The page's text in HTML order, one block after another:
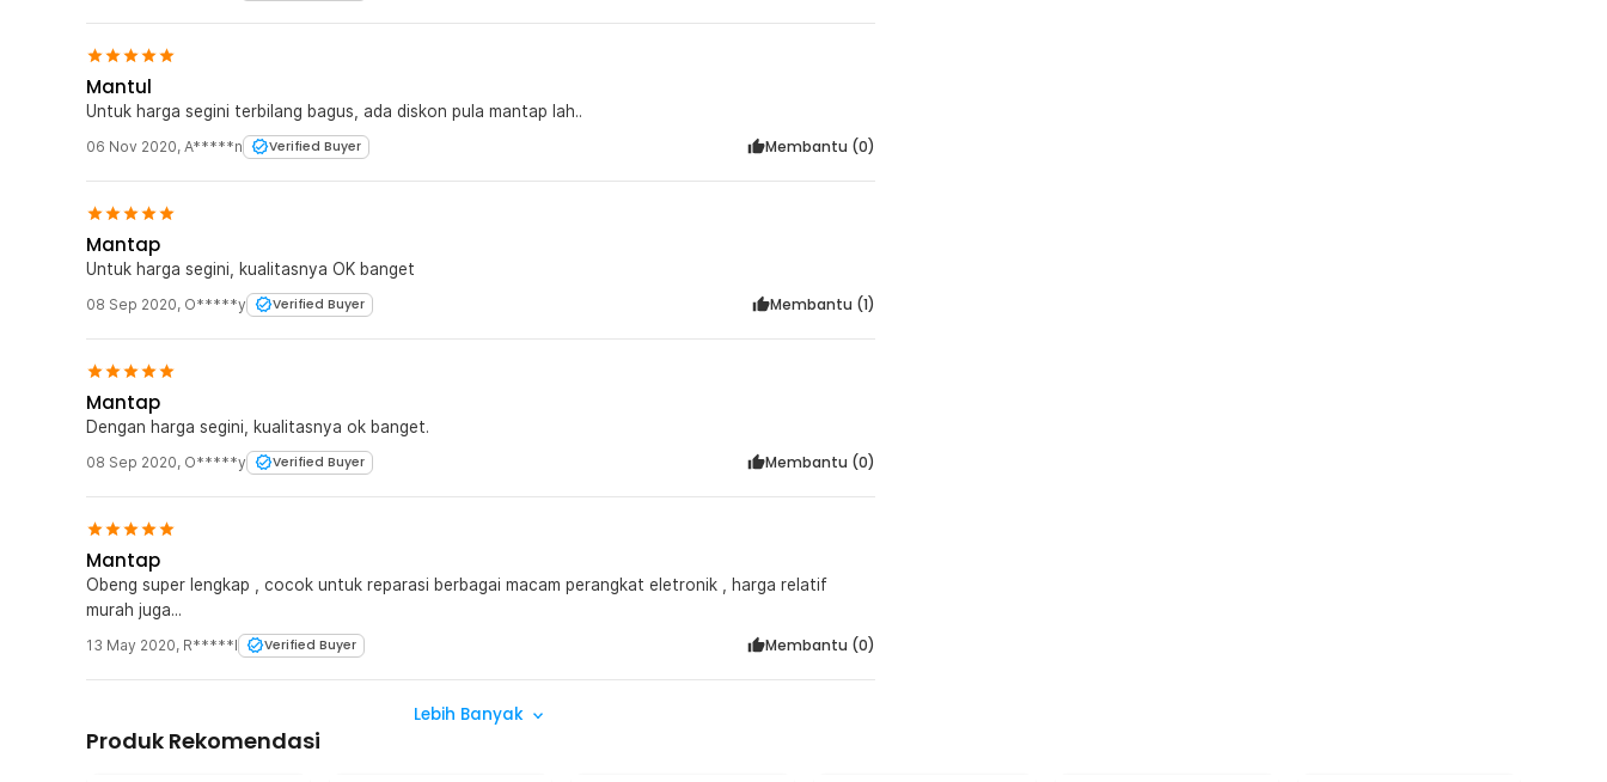
Mantul
Untuk harga segini terbilang bagus, ada diskon pula mantap lah..
06 Nov 2020, A*****n Verified Buyer Membantu (0)
Mantap
Untuk harga segini, kualitasnya OK banget
08 Sep 2020, O*****y Verified Buyer Membantu (1)
Mantap
Dengan harga segini, kualitasnya ok banget.
08 Sep 2020, O*****y Verified Buyer Membantu (0)
Mantap
Obeng super lengkap , cocok untuk reparasi berbagai macam perangkat eletronik , harga relatif
murah juga...
13 May 2020, R*****I Verified Buyer Membantu (0)
Lebih Banyak
Produk Rekomendasi